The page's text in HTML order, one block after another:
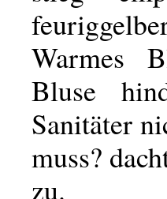
Warmes
Bluse
Sanitäter
muss?
zu.